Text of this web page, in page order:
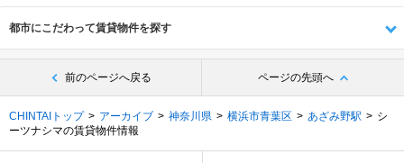
都市にこだわって賃貸物件を探す
前のページへ戻る ページの先頭へ
CHINTAIトップ アーカイブ 神奈川県 横浜市青葉区 あざみ野駅
シ
ーツナシマの賃貸物件情報